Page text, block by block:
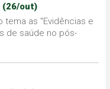
(26/out)
tema as "Evidências e
de saúde no pós-